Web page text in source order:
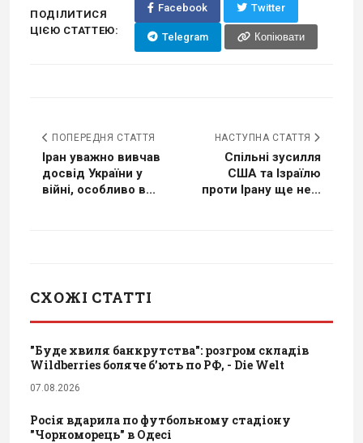
ПОДІЛИТИСЯ
ЦІЄЮ СТАТТЕЮ:
Facebook Twitter
Telegram Копіювати
ПОПЕРЕДНЯ СТАТТЯ
Іран уважно вивчав
досвід України у
війні, особливо в...
НАСТУПНА СТАТТЯ
Спільні зусилля
США та Ізраїлю
проти Ірану ще не...
СХОЖІ СТАТТІ
"Буде хвиля банкрутства": розгром складів
Wildberries боляче бʼють по РФ, - Die Welt
07.08.2026
Росія вдарила по футбольному стадіону
"Чорноморець" в Одесі